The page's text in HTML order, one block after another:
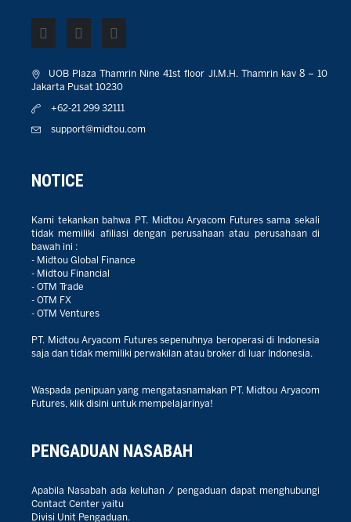
UOB Plaza Thamrin Nine 41st floor JI.M.H. Thamrin kav 8 – 10
Jakarta Pusat 10230
+62-21 299 32111
support@midtou.com
NOTICE
Kami tekankan bahwa PT. Midtou Aryacom Futures sama sekali
tidak memiliki afiliasi dengan perusahaan atau perusahaan di
bawah ini :
- Midtou Global Finance
- Midtou Financial
- OTM Trade
- OTM FX
- OTM Ventures
PT. Midtou Aryacom Futures sepenuhnya beroperasi di Indonesia
saja dan tidak memiliki perwakilan atau broker di luar Indonesia.
Waspada penipuan yang mengatasnamakan PT. Midtou Aryacom
Futures, klik disini untuk mempelajarinya!
PENGADUAN NASABAH
Apabila Nasabah ada keluhan / pengaduan dapat menghubungi
Contact Center yaitu
Divisi Unit Pengaduan.